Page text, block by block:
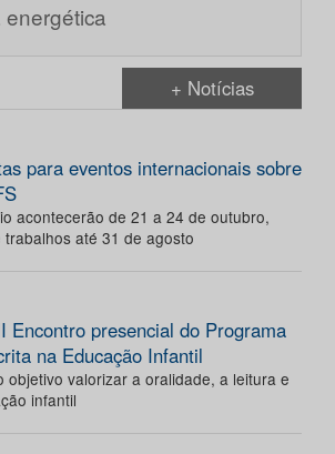
energética
+ Notícias
para eventos internacionais sobre
acontecerão de 21 a 24 de outubro,
trabalhos até 31 de agosto
Encontro presencial do Programa
na Educação Infantil
objetivo valorizar a oralidade, a leitura e
infantil